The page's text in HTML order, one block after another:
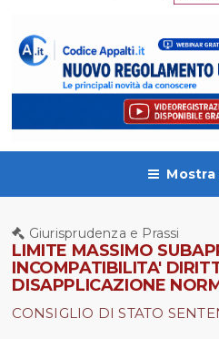
Mostra
Giurisprudenza e Prassi
LIMITE MASSIMO
INCOMPATIBILITA'
DISAPPLICAZIONE
CONSIGLIO DI STATO